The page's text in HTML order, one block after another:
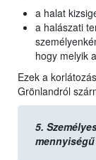
a halat
a halászati
hogy melyik
Ezek a
Grönlandról
5.